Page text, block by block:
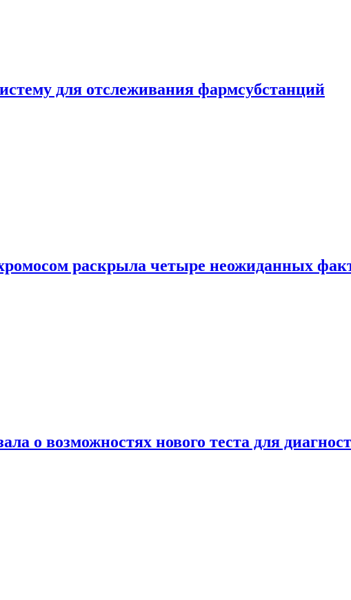
для отслеживания фармсубстанций
раскрыла четыре неожиданных
о возможностях нового теста для